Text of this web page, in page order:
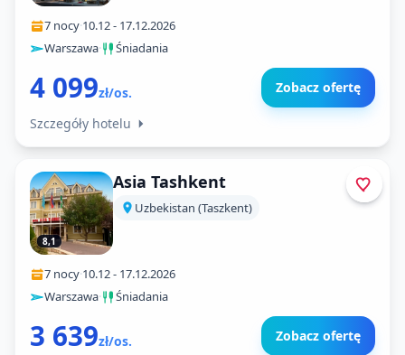
7 nocy·10.12- 17.12.2026
Warszawa· Śniadania
4 099zł/os. Zobacz ofertę
Szczegóły hotelu
8,1
Asia Tashkent
Uzbekistan (Taszkent)
7 nocy·10.12- 17.12.2026
Warszawa· Śniadania
3 639zł/os. Zobacz ofertę